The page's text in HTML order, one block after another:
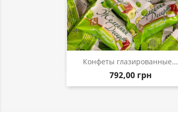
Конфеты глазированные...
792,00 грн
Быстрый просмотр